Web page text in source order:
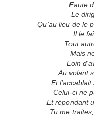
Faute
Le
Qu'au lieu de le
Il le
Tout
Mais
Loin
Au volant
Et l'accablait
Celui-ci ne
Et répondant
Tu me